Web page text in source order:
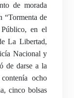
de morada
“Tormenta de
en el
La Libertad,
Nacional y
de darse a la
ocho
cinco bolsas